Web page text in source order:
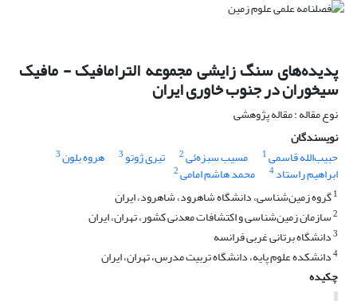
پدیده‌های سنگ زایشی مجموعه الترامافیک - مافیک
سیخوران در جنوب خاوری ایران
نوع مقاله : مقاله پژوهشی
نویسندگان
حبیب‌الله قاسمی1 مسیب سبزه‌ئی2 تیری ژوتو3 هروه بلون3
ابراهیم راستاد4 محمد هاشم امامی2
1گروه زمین‌شناسی، دانشگاه شاهرود، شاهرود، ایران
2سازمان زمین‌شناسی و اکتشافات معدنی کشور، تهران، ایران
3دانشگاه برتانی غربی فرانسه
4دانشکده علوم پایه، دانشگاه تربیت مدرس، تهران، ایران
چکیده